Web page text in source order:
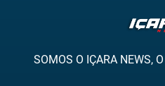
SOMOS O IÇARA NEWS,